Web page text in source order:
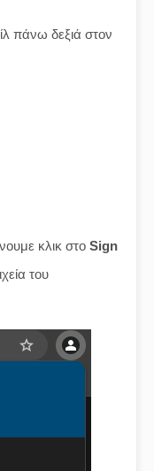
πάνω δεξιά στον
κλικ στο Sign
του